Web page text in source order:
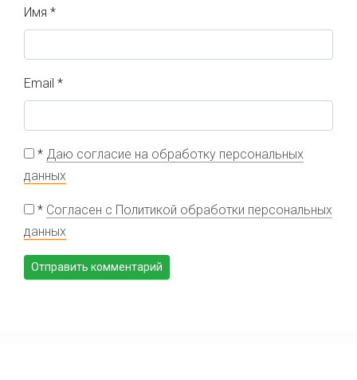
Имя *
Email *
* Даю согласие на обработку персональных
данных
* Согласен с Политикой обработки персональных
данных